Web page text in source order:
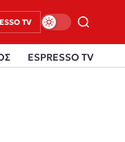
TV
ESPRESSO TV